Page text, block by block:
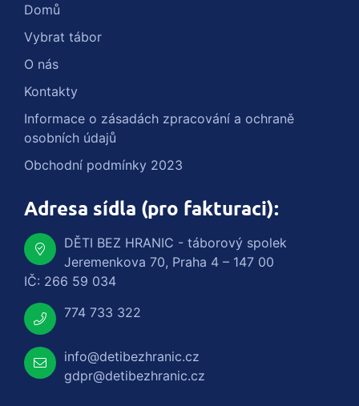
Domů
Vybrat tábor
O nás
Kontakty
Informace o zásadách zpracování a ochraně
osobních údajů
Obchodní podmínky 2023
Adresa sídla (pro fakturaci):
DĚTI BEZ HRANIC - táborový spolek
Jeremenkova 70, Praha 4 – 147 00
IČ: 266 59 034
774 733 322
info@detibezhranic.cz
gdpr@detibezhranic.cz